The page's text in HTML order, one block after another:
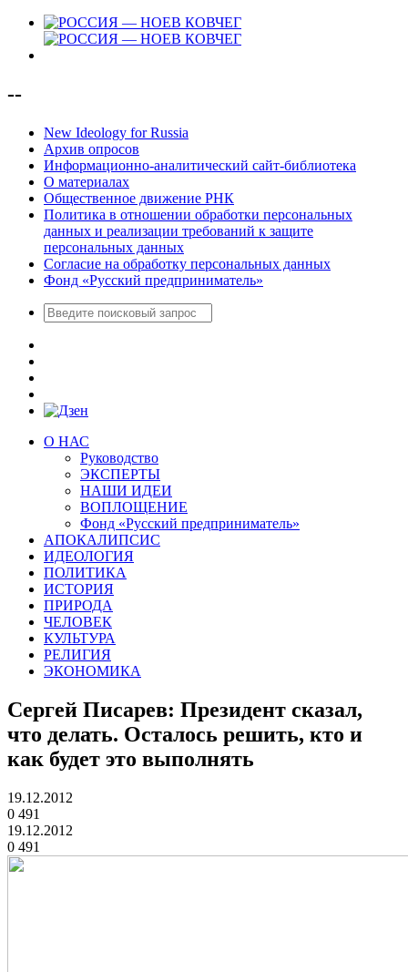
--
New Ideology for Russia
Архив опросов
Информационно-аналитический сайт-библиотека
О материалах
Общественное движение РНК
Политика в отношении обработки персональных
данных и реализации требований к защите
персональных данных
Согласие на обработку персональных данных
Фонд «Русский предприниматель»
О НАС
Руководство
ЭКСПЕРТЫ
НАШИ ИДЕИ
ВОПЛОЩЕНИЕ
Фонд «Русский предприниматель»
АПОКАЛИПСИС
ИДЕОЛОГИЯ
ПОЛИТИКА
ИСТОРИЯ
ПРИРОДА
ЧЕЛОВЕК
КУЛЬТУРА
РЕЛИГИЯ
ЭКОНОМИКА
Сергей Писарев: Президент сказал,
что делать. Осталось решить, кто и
как будет это выполнять
19.12.2012
0 491
19.12.2012
0 491